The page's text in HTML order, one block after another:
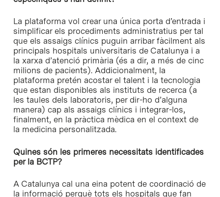
La plataforma vol crear una única porta d’entrada i
simplificar els procediments administratius per tal
que els assaigs clínics puguin arribar fàcilment als
principals hospitals universitaris de Catalunya i a
la xarxa d’atenció primària (és a dir, a més de cinc
milions de pacients). Addicionalment, la
plataforma pretén acostar el talent i la tecnologia
que estan disponibles als instituts de recerca (a
les taules dels laboratoris, per dir-ho d’alguna
manera) cap als assaigs clínics i integrar-los,
finalment, en la pràctica mèdica en el context de
la medicina personalitzada.
Quines són les primeres necessitats identificades
per la BCTP?
A Catalunya cal una eina potent de coordinació de
la informació perquè tots els hospitals que fan